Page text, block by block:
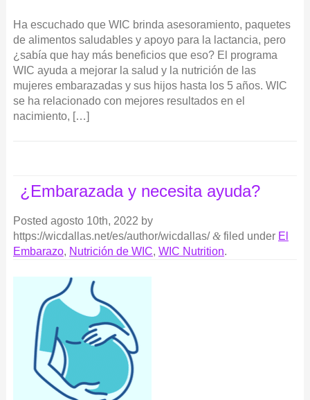
Ha escuchado que WIC brinda asesoramiento, paquetes
de alimentos saludables y apoyo para la lactancia, pero
¿sabía que hay más beneficios que eso? El programa
WIC ayuda a mejorar la salud y la nutrición de las
mujeres embarazadas y sus hijos hasta los 5 años. WIC
se ha relacionado con mejores resultados en el
nacimiento, […]
¿Embarazada y necesita ayuda?
Posted agosto 10th, 2022 by
https://wicdallas.net/es/author/wicdallas/ &filed under El
Embarazo, Nutrición de WIC, WIC Nutrition.